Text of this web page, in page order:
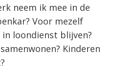
neem ik mee in de
Voor mezelf
loondienst blijven?
Kinderen